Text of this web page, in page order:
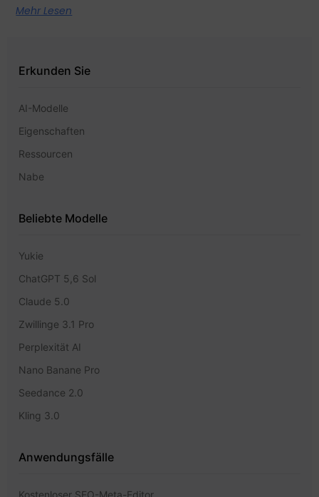
Mehr Lesen
Erkunden Sie
AI-Modelle
Eigenschaften
Ressourcen
Nabe
Beliebte Modelle
Yukie
ChatGPT 5,6 Sol
Claude 5.0
Zwillinge 3.1 Pro
Perplexität AI
Nano Banane Pro
Seedance 2.0
Kling 3.0
Anwendungsfälle